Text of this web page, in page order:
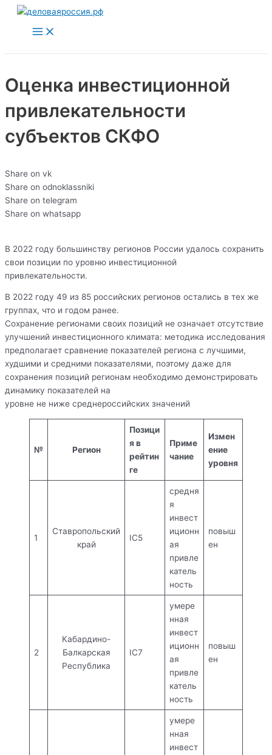
Перейти
содержимому
Menu
Оценка инвестиционной
привлекательности
субъектов СКФО
Share on vk
Share on odnoklassniki
Share on telegram
Share on whatsapp
В 2022 году большинству регионов России удалось сохранить
свои позиции по уровню инвестиционной
привлекательности.
В 2022 году 49 из 85 российских регионов остались в тех же
группах, что и годом ранее.
Сохранение регионами своих позиций не означает отсутствие
улучшений инвестиционного климата: методика исследования
предполагает сравнение показателей региона с лучшими,
худшими и средними показателями, поэтому даже для
сохранения позиций регионам необходимо демонстрировать
динамику показателей на
уровне не ниже среднероссийских значений
№ Регион
Позици
я в
рейтин
ге
Приме
чание
Измен
ение
уровня
1
Ставропольский
край
IC5
средня
я
инвест
иционн
ая
привле
катель
ность
повыш
ен
2
Кабардино-
Балкарская
Республика
IC7
умере
нная
инвест
иционн
ая
привле
катель
ность
повыш
ен
умере
нная
инвест